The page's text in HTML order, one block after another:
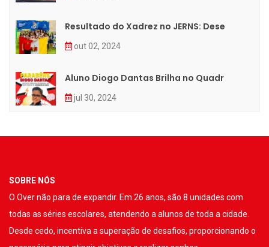
Resultado do Xadrez no JERNS: Dese
out 02, 2024
Aluno Diogo Dantas Brilha no Quadr
jul 30, 2024
SOBRE NÓS
O Over não para de expandir. Em 26 anos, são 8 unidades com
todas as séries escolares, atendendo a alunos de toda a cidade.
Desde cedo, incentiva a superação de desafios, proporcionando o